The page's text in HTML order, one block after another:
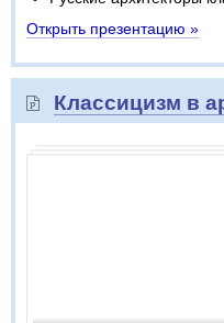
Открыть презентацию »
Классицизм в